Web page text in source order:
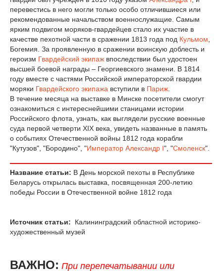
перевестись в него могли только особо отличившиеся или
рекомендованные начальством военнослужащие. Самым
ярким подвигом моряков-гвардейцев стало их участие в
качестве пехотной части в сражении 1813 года под Кульмом
Богемия. За проявленную в сражении воинскую доблесть и
героизм Гвардейский экипаж впоследствии был удостоен
высшей боевой награды – Георгиевского знамени. В 1814
году вместе с частями Российской императорской гвардии
моряки Гвардейского экипажа вступили в Париж
В течение месяца на выставке в Минске посетители смогут
ознакомиться с интереснейшими станицами истории
Российского флота, узнать, как выглядели русские военные
суда первой четверти XIX века, увидеть названные в память
о событиях Отечественной войны 1812 года корабли
"Кутузов", "Бородино", "Император Александр I", "Смоленск".
Название статьи: В День морской пехоты в Республике
Беларусь открылась выставка, посвященная 200-летию
победы России в Отечественной войне 1812 года
Источник статьи:
Калининградский областной историко-
художественный музей
ВАЖНО: При перепечатывании или